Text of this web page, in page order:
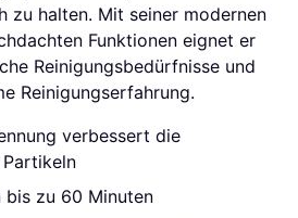
zu halten. Mit seiner modernen
Funktionen eignet er
Reinigungsbedürfnisse und
Reinigungserfahrung.
verbessert die
zu 60 Minuten